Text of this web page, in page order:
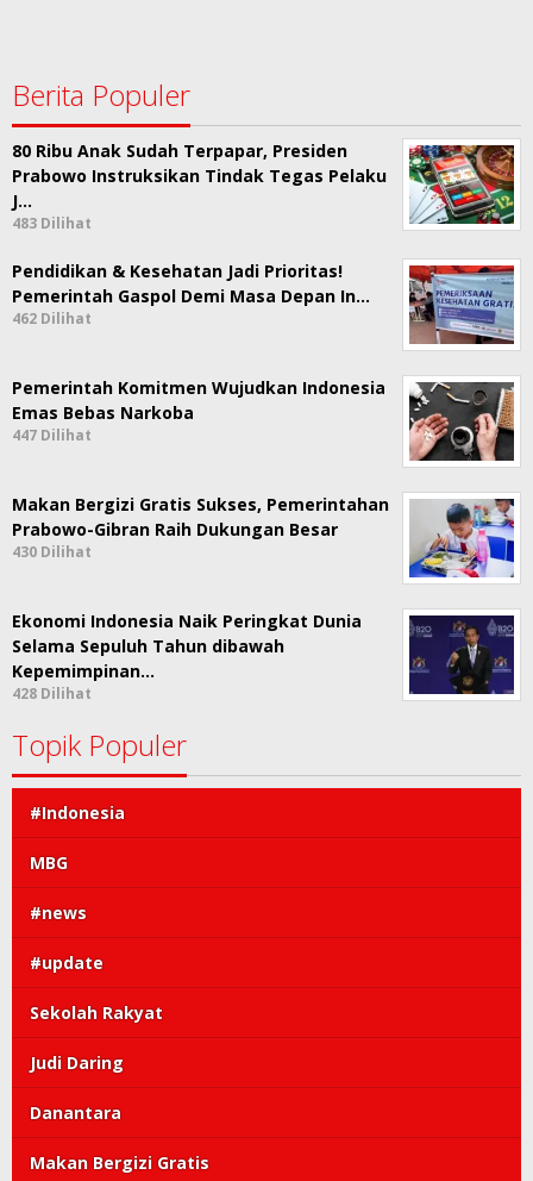
Berita Populer
80 Ribu Anak Sudah Terpapar, Presiden
Prabowo Instruksikan Tindak Tegas Pelaku
J…
483 Dilihat
Pendidikan & Kesehatan Jadi Prioritas!
Pemerintah Gaspol Demi Masa Depan In…
462 Dilihat
Pemerintah Komitmen Wujudkan Indonesia
Emas Bebas Narkoba
447 Dilihat
Makan Bergizi Gratis Sukses, Pemerintahan
Prabowo-Gibran Raih Dukungan Besar
430 Dilihat
Ekonomi Indonesia Naik Peringkat Dunia
Selama Sepuluh Tahun dibawah
Kepemimpinan…
428 Dilihat
Topik Populer
#Indonesia
MBG
#news
#update
Sekolah Rakyat
Judi Daring
Danantara
Makan Bergizi Gratis